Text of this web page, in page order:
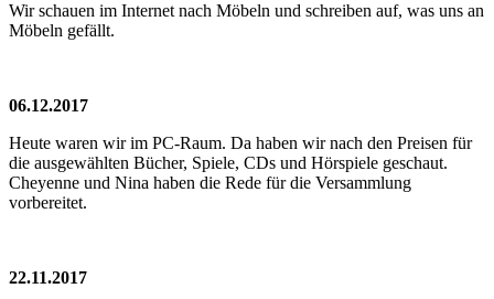
Wir schauen im Internet nach Möbeln und schreiben auf, was uns an
Möbeln gefällt.
06.12.2017
Heute waren wir im PC-Raum. Da haben wir nach den Preisen für
die ausgewählten Bücher, Spiele, CDs und Hörspiele geschaut.
Cheyenne und Nina haben die Rede für die Versammlung
vorbereitet.
22.11.2017